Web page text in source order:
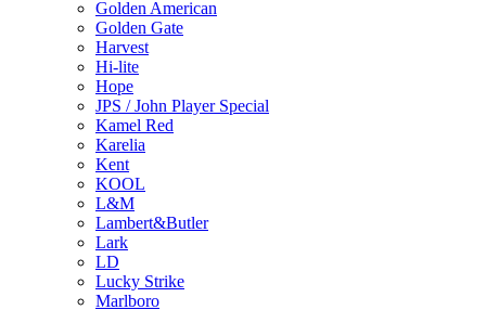
Golden American
Golden Gate
Harvest
Hi-lite
Hope
JPS / John Player Special
Kamel Red
Karelia
Kent
KOOL
L&M
Lambert&Butler
Lark
LD
Lucky Strike
Marlboro